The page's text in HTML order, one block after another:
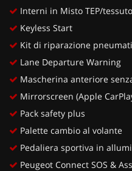
Interni in Misto TEP/
Keyless Start
Kit di riparazione
Lane Departure Warning
Mascherina anteriore
Mirrorscreen (Apple
Pack safety plus
Palette cambio al volante
Pedaliera sportiva in
Peugeot Connect SOS &